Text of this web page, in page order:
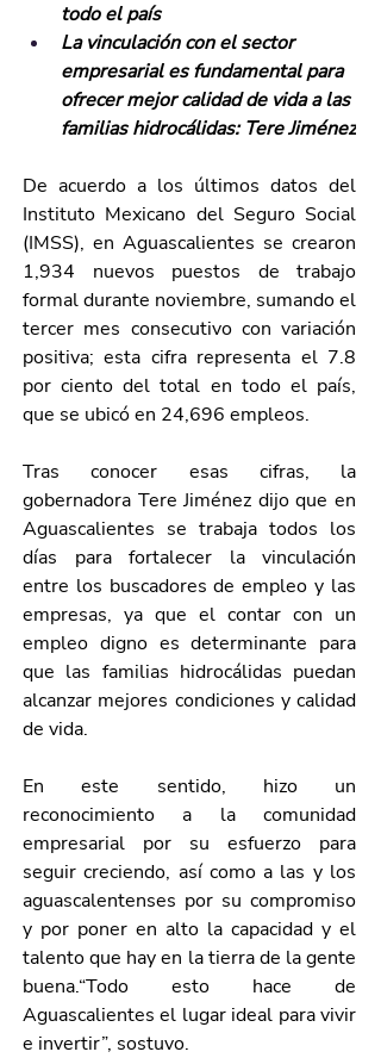
todo el país
La vinculación con el sector
empresarial es fundamental para
ofrecer mejor calidad de vida a las
familias hidrocálidas: Tere Jiménez
De acuerdo a los últimos datos del
Instituto Mexicano del Seguro Social
(IMSS), en Aguascalientes se crearon
1,934 nuevos puestos de trabajo
formal durante noviembre, sumando el
tercer mes consecutivo con variación
positiva; esta cifra representa el 7.8
por ciento del total en todo el país,
que se ubicó en 24,696 empleos.
Tras conocer esas cifras, la
gobernadora Tere Jiménez dijo que en
Aguascalientes se trabaja todos los
días para fortalecer la vinculación
entre los buscadores de empleo y las
empresas, ya que el contar con un
empleo digno es determinante para
que las familias hidrocálidas puedan
alcanzar mejores condiciones y calidad
de vida.
En este sentido, hizo un
reconocimiento a la comunidad
empresarial por su esfuerzo para
seguir creciendo, así como a las y los
aguascalentenses por su compromiso
y por poner en alto la capacidad y el
talento que hay en la tierra de la gente
buena.“Todo esto hace de
Aguascalientes el lugar ideal para vivir
e invertir”, sostuvo.